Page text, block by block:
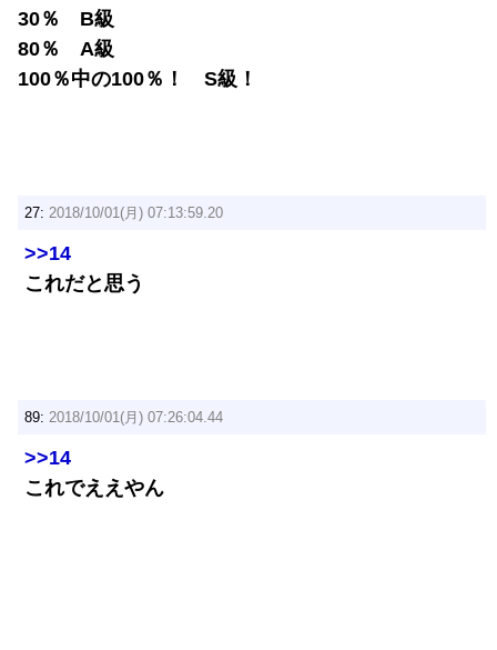
30％ B級
80％ A級
100％中の100％！ S級！
27: 2018/10/01(月) 07:13:59.20
>>14
これだと思う
89: 2018/10/01(月) 07:26:04.44
>>14
これでええやん